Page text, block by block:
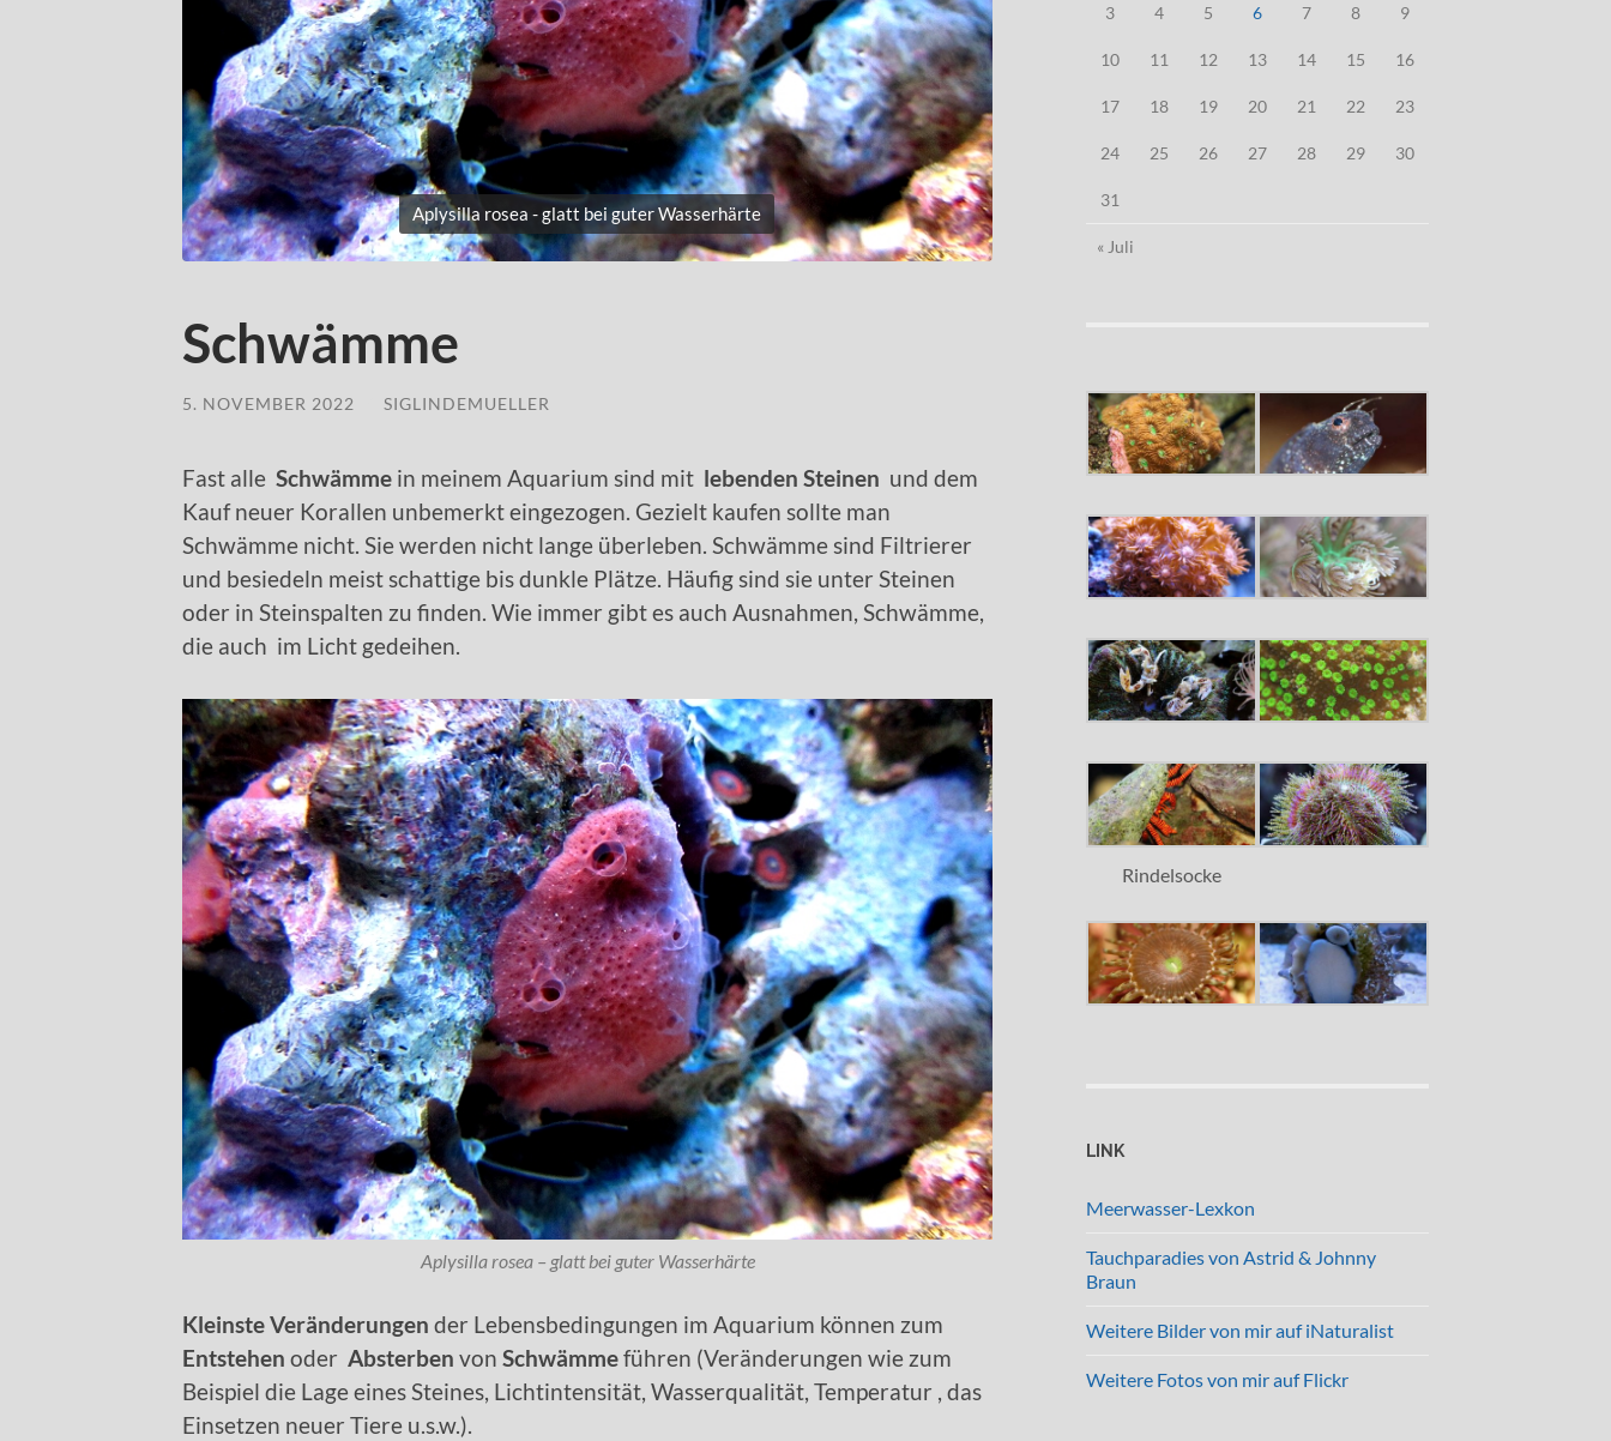
Aplysilla rosea - glatt bei guter Wasserhärte
Schwämme
5. NOVEMBER 2022 SIGLINDEMUELLER
Fast alle Schwämme in meinem Aquarium sind mit lebenden Steinen und dem
Kauf neuer Korallen unbemerkt eingezogen. Gezielt kaufen sollte man
Schwämme nicht. Sie werden nicht lange überleben. Schwämme sind Filtrierer
und besiedeln meist schattige bis dunkle Plätze. Häufig sind sie unter Steinen
oder in Steinspalten zu finden. Wie immer gibt es auch Ausnahmen, Schwämme,
die auch im Licht gedeihen.
Aplysilla rosea – glatt bei guter Wasserhärte
Kleinste Veränderungen der Lebensbedingungen im Aquarium können zum
Entstehen oder Absterben von Schwämmeführen (Veränderungen wie zum
Beispiel die Lage eines Steines, Lichtintensität, Wasserqualität, Temperatur , das
Einsetzen neuer Tiere u.s.w.).
3 4 5 6 7 8 9
10 11 12 13 14 15 16
17 18 19 20 21 22 23
24 25 26 27 28 29 30
31
« Juli
Rindelsocke
LINK
Meerwasser-Lexkon
Tauchparadies von Astrid & Johnny
Braun
Weitere Bilder von mir auf iNaturalist
Weitere Fotos von mir auf Flickr